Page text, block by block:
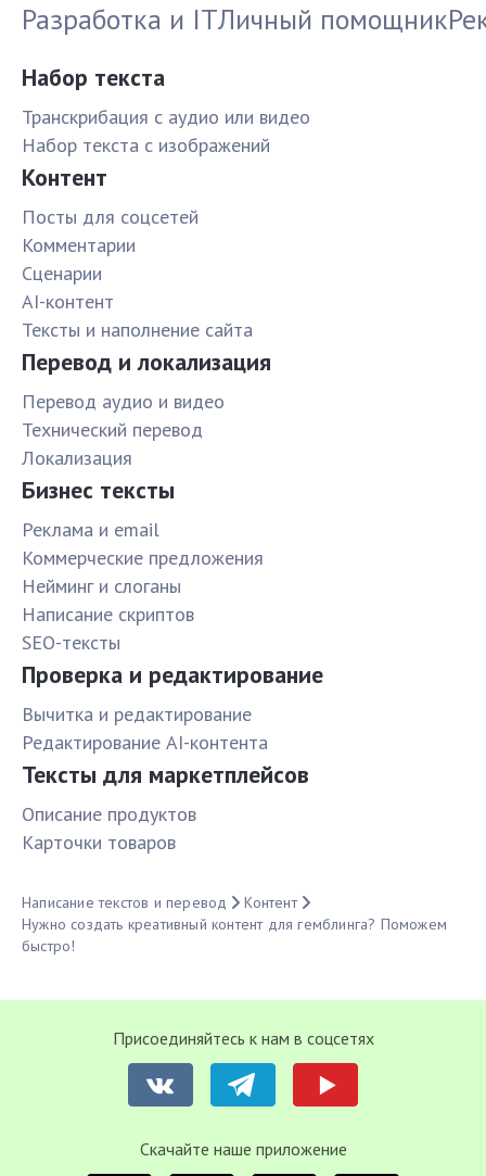
Разработка и ITЛичный помощник
Набор текста
Транскрибация с аудио или видео
Набор текста с изображений
Контент
Посты для соцсетей
Комментарии
Сценарии
AI-контент
Тексты и наполнение сайта
Перевод и локализация
Перевод аудио и видео
Технический перевод
Локализация
Бизнес тексты
Реклама и email
Коммерческие предложения
Нейминг и слоганы
Написание скриптов
SEO-тексты
Проверка и редактирование
Вычитка и редактирование
Редактирование AI-контента
Тексты для маркетплейсов
Описание продуктов
Карточки товаров
Написание текстов и перевод
Контент
Нужно создать креативный контент для гемблинга? Поможем
быстро!
Присоединяйтесь к нам в соцсетях
Cкачайте наше приложение